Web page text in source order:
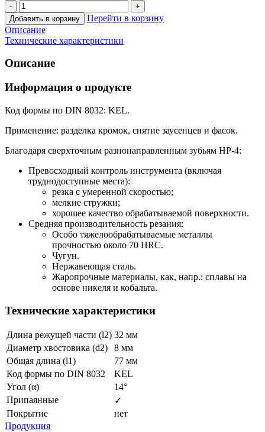
Добавить в корзину
Перейти в корзину
Описание
Технические характеристики
Описание
Информация о продукте
Код формы по DIN 8032: KEL.
Применение: разделка кромок, снятие заусенцев и фасок.
Благодаря сверхточным разнонаправленным зубьям HP-4:
Превосходный контроль инструмента (включая
труднодоступные места):
резка с умеренной скоростью;
мелкие стружки;
хорошее качество обрабатываемой поверхности.
Средняя производительность резания:
Особо тяжелообрабатываемые металлы
прочностью около 70 HRC.
Чугун.
Нержавеющая сталь.
Жаропрочные материалы, как, напр.: сплавы на
основе никеля и кобальта.
Технические характеристики
Длина режущей части (l2) 32 мм
Диаметр хвостовика (d2)
8 мм
Общая длина (l1)
77 мм
Код формы по DIN 8032
KEL
Угол (α)
14°
Припаянные
✓
Покрытие
нет
Продукция